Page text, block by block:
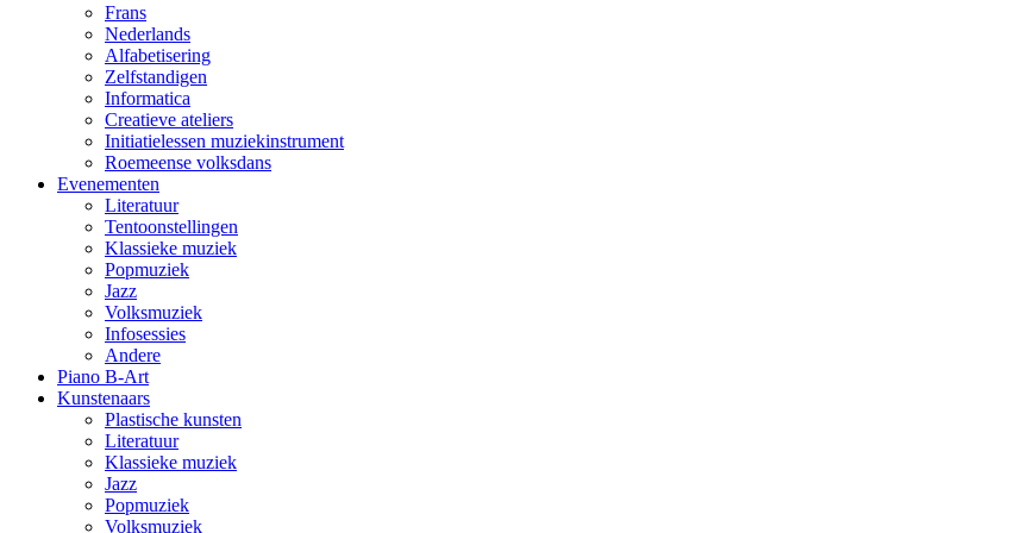
Frans
Nederlands
Alfabetisering
Zelfstandigen
Informatica
Creatieve ateliers
Initiatielessen muziekinstrument
Roemeense volksdans
Evenementen
Literatuur
Tentoonstellingen
Klassieke muziek
Popmuziek
Jazz
Volksmuziek
Infosessies
Andere
Piano B-Art
Kunstenaars
Plastische kunsten
Literatuur
Klassieke muziek
Jazz
Popmuziek
Volksmuziek